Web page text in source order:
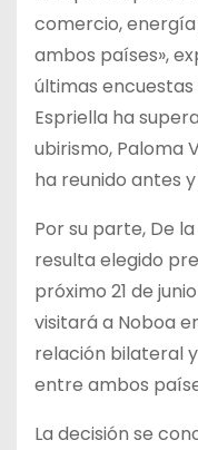
comercio,
ambos países»,
últimas encuestas
Espriella ha
ubirismo, Paloma
ha reunido antes
Por su parte, De
resulta elegido
próximo 21 de
visitará a Noboa
relación bilateral
entre ambos
La decisión se